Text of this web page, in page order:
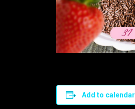
Add to calendar